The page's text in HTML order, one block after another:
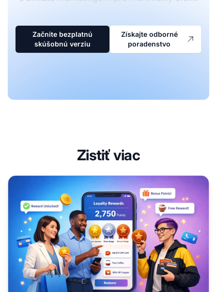
Začnite bezplatnú
skúšobnú verziu
Získajte odborné
poradenstvo
Zistiť viac
Čo sú vernostné programy? Kompletný sprievodca